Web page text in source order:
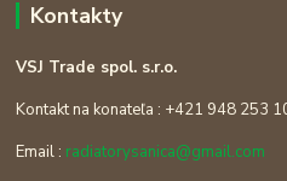
Kontakty
VSJ Trade spol. s.r.o.
Kontakt na konateľa : +421 948 253
Email : radiatorysanica@gmail.com